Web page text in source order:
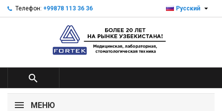
Телефон: +99878 113 36 36 Русский 

МЕНЮ